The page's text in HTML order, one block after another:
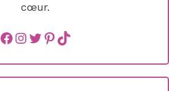
cœur.
Facebook
instagram
Twitter
Pinterest
TikTok